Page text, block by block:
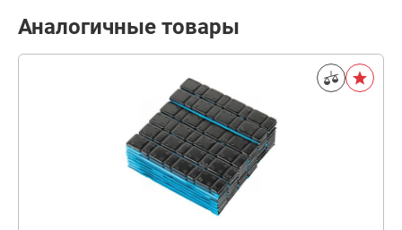
Аналогичные товары